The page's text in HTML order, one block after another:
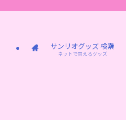
サンリオグッズ 検索
ネットで買えるグッズ